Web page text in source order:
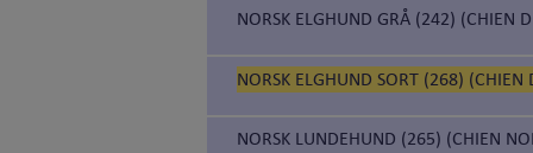
NORSK ELGHUND GRÅ (242) (CHIEN
NORSK ELGHUND SORT (268)
NORSK LUNDEHUND (265) (CHIEN